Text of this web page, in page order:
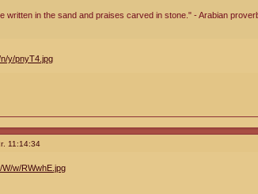
written in the sand and praises carved in stone." - Arabian
11:14:34